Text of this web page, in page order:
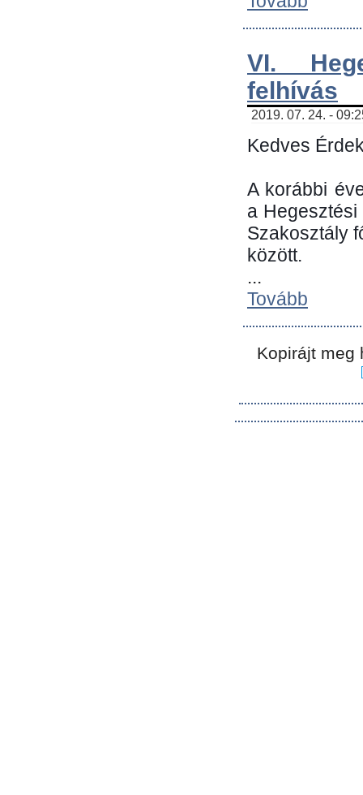
VI.
felhívás
2019. 07. 24. -
Kedves
A korábbi
a
Szakosztály
között.
...
Tovább
Kopirájt meg